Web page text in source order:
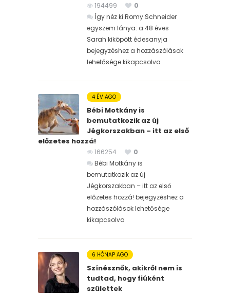
194499
0
Így néz ki Romy Schneider
egyszem lánya: a 48 éves
Sarah kiköpött édesanyja
bejegyzéshez a hozzászólások
lehetősége kikapcsolva
4 ÉV AGO
Bébi Motkány is
bemutatkozik az új
Jégkorszakban – itt az első
előzetes hozzá!
166254
0
Bébi Motkány is
bemutatkozik az új
Jégkorszakban – itt az első
előzetes hozzá! bejegyzéshez a
hozzászólások lehetősége
kikapcsolva
6 HÓNAP AGO
Színésznők, akikről nem is
tudtad, hogy fiúként
születtek